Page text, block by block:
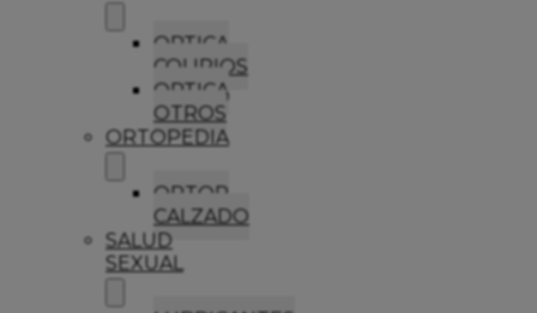
OPTICA
COLIRIOS
OPTICA
OTROS
ORTOPEDIA
ORTOP
CALZADO
SALUD
SEXUAL